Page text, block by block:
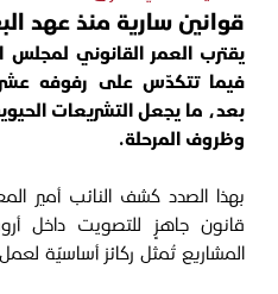
قوانين سارية منذ عهد
يقترب العمر القانوني لمجلس
فيما تتكدّس على رفوفه
بعد، ما يجعل التشريعات
وظروف المرحلة.
قانون جاهزٍ للتصويت داخل
المشاريع تُمثل ركائز أساسيّة